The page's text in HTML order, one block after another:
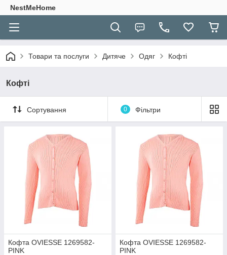
NestMeHome
Товари та послуги Дитяче Одяг Кофті
Кофті
Сортування 0 Фільтри
Кофта OVIESSE 1269582-
PINK
Кофта OVIESSE 1269582-
PINK